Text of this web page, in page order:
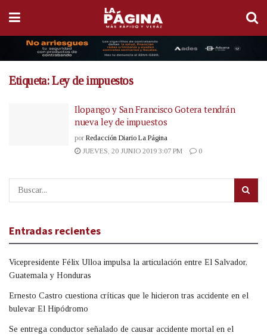
Etiqueta:Ley de impuestos
Ilopango y San Francisco Gotera tendrán
nueva ley de impuestos
por Redacción Diario La Página
JUEVES, 20 JUNIO 2019 3:07 PM
0
Entradas recientes
Vicepresidente Félix Ulloa impulsa la articulación entre El Salvador,
Guatemala y Honduras
Ernesto Castro cuestiona críticas que le hicieron tras accidente en el
bulevar El Hipódromo
Se entrega conductor señalado de causar accidente mortal en el